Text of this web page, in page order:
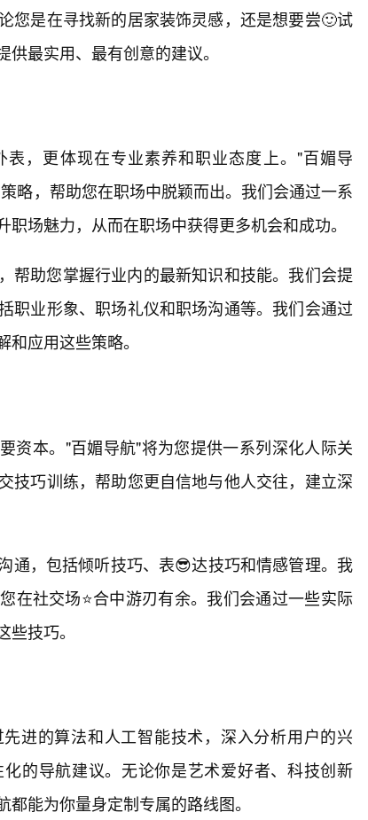
您是在寻找新的居家装饰灵感，还是想要尝🙂试
最实用、最有创意的建议。
，更体现在专业素养和职业态度上。"百媚导
略，帮助您在职场中脱颖而出。我们会通过一系
场魅力，从而在职场中获得更多机会和成功。
帮助您掌握行业内的最新知识和技能。我们会提
职业形象、职场礼仪和职场沟通等。我们会通过
应用这些策略。
资本。"百媚导航"将为您提供一系列深化人际关
技巧训练，帮助您更自信地与他人交往，建立深
通，包括倾听技巧、表😎达技巧和情感管理。我
在社交场⭐合中游刃有余。我们会通过一些实际
技巧。
进的算法和人工智能技术，深入分析用户的兴
的导航建议。无论你是艺术爱好者、科技创新
能为你量身定制专属的路线图。